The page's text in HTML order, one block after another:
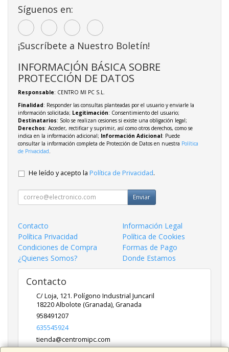
Síguenos en:
¡Suscríbete a Nuestro Boletín!
INFORMACIÓN BÁSICA SOBRE
PROTECCIÓN DE DATOS
Responsable: CENTRO MI PC S.L.
Finalidad: Responder las consultas planteadas por el usuario y enviarle la
información solicitada; Legitimación: Consentimiento del usuario;
Destinatarios: Solo se realizan cesiones si existe una obligación legal;
Derechos: Acceder, rectificar y suprimir, así como otros derechos, como se
indica en la información adicional; Información Adicional: Puede
consultar la información completa de Protección de Datos en nuestra Política
de Privacidad
He leído y acepto la Política de Privacidad.
Enviar
Contacto
Información Legal
Política Privacidad
Política de Cookies
Condiciones de Compra
Formas de Pago
¿Quienes Somos?
Donde Estamos
Contacto
C/ Loja, 121. Polígono Industrial Juncaril
18220Albolote (Granada),Granada
958491207
635545924
tienda@centromipc.com